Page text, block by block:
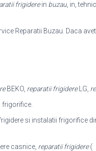
frigiderein buzau, in,
Reparatii Buzau. Daca
BEKO, reparatii frigidereLG,
si instalatii frigorifice
casnice, reparatii frigidere(